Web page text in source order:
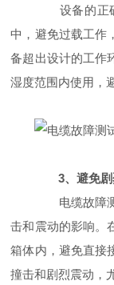
设备的正确
中，避免过载工作
备超出设计的工作
湿度范围内使用，
3、避免
电缆故障测
击和震动的影响。
箱体内，避免直接
撞击和剧烈震动，